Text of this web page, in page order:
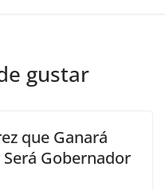
gustar
que Ganará
Gobernador